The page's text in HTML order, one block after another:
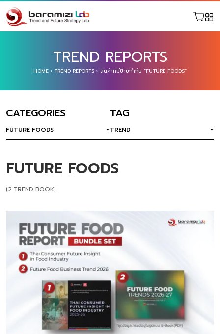
TREND REPORTS
HOME › TREND REPORTS › สินค้าที่มีป้ายกำกับ “FUTURE FOODS”
CATEGORIES
FUTURE FOODS
TAG
TREND
FUTURE FOODS
(2 TREND BOOK)